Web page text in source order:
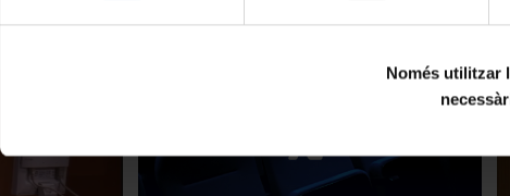
Només utilitzar